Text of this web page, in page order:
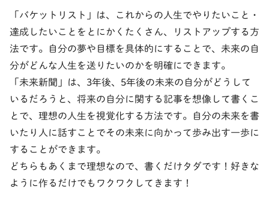
「バケットリスト」は、これからの人生でやりたいこと・
達成したいことをとにかくたくさん、リストアップする方
法です。自分の夢や目標を具体的にすることで、未来の自
分がどんな人生を送りたいのかを明確にできます。
「未来新聞」は、3年後、5年後の未来の自分がどうして
いるだろうと、将来の自分に関する記事を想像して書くこ
とで、理想の人生を視覚化する方法です。自分の未来を書
いたり人に話すことでその未来に向かって歩み出す一歩に
することができます。
どちらもあくまで理想なので、書くだけタダです！好きな
ように作るだけでもワクワクしてきます！